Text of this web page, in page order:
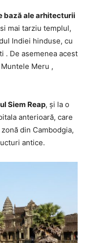
bază ale arhitecturii
mai tarziu templul,
Indiei hinduse, cu
. De asemenea acest
Meru ,
Siem Reap, și la o
anterioară, care
din Cambodgia,
antice.